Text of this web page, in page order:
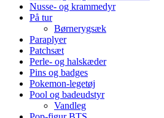
Nusse- og krammedyr
På tur
Børnerygsæk
Paraplyer
Patchsæt
Perle- og halskæder
Pins og badges
Pokemon-legetøj
Pool og badeudstyr
Vandleg